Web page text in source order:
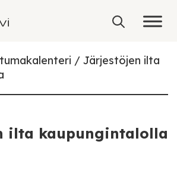
Järjestöjen ilta
ilta kaupungintalolla